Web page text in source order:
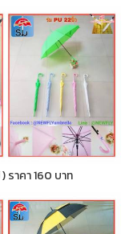
ราคา 160 บาท